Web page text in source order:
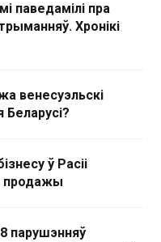
паведамілі пра
Хронікі
венесуэльскі
ў Расіі
продажы
парушэнняў